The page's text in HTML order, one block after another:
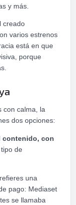
y más.
creado
varios estrenos
está en que
porque
con calma, la
dos opciones:
contenido, con
de
una
pago: Mediaset
se llamaba